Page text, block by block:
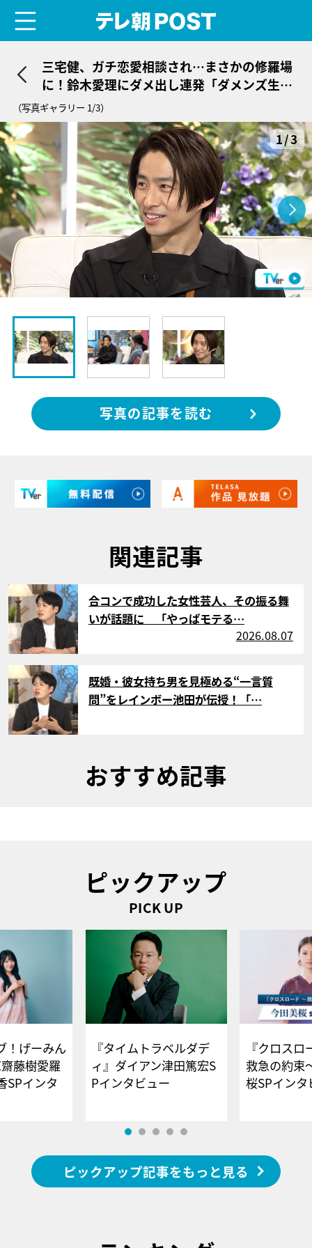
三宅健、ガチ恋愛相談され…まさかの修羅場
に！鈴木愛理にダメ出し連発「ダメンズ生産
機」
（写真ギャラリー 1/3）
1/3
写真の記事を読む
関連記事
サムネイル
合コンで成功した女性芸人、その振る舞
いが話題に 「やっぱモテる…
2026.08.07
サムネイル
既婚・彼女持ち男を見極める“一言質
問”をレインボー池田が伝授！「…
おすすめ記事
ピックアップ
PICK UP
！げーみん
藤樹愛羅
SPインタ
『タイムトラベルダデ
ィ』ダイアン津田篤宏S
Pインタビュー
『クロス
救急の約束
桜SPイ
ピックアップ記事をもっと見る